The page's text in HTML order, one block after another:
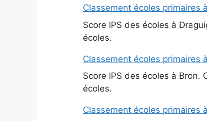
Classement écoles primaires
Score IPS des écoles à
écoles.
Classement écoles primaires
Score IPS des écoles à Bron.
écoles.
Classement écoles primaires